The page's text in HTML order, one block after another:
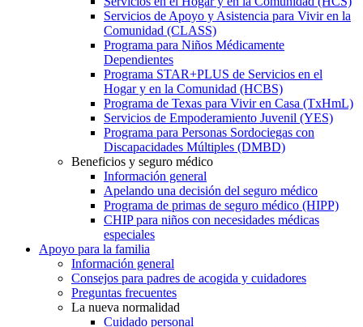
Servicios de Apoyo y Asistencia para Vivir en la
Comunidad (CLASS)
Programa para Niños Médicamente
Dependientes
Programa STAR+PLUS de Servicios en el
Hogar y en la Comunidad (HCBS)
Programa de Texas para Vivir en Casa (TxHmL)
Servicios de Empoderamiento Juvenil (YES)
Programa para Personas Sordociegas con
Discapacidades Múltiples (DMBD)
Beneficios y seguro médico
Información general
Apelando una decisión del seguro médico
Programa de primas de seguro médico (HIPP)
CHIP para niños con necesidades médicas
especiales
Apoyo para la familia
Información general
Consejos para padres de acogida y cuidadores
Preguntas frecuentes
La nueva normalidad
Cuidado personal